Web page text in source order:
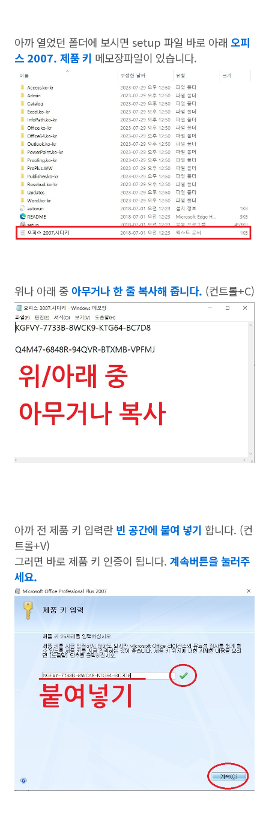
아까 열었던 폴더에 보시면 setup 파일 바로 아래 오피
스 2007. 제품 키 메모장파일이 있습니다.
위나 아래 중 아무거나 한 줄 복사해 줍니다. (컨트롤+C)
아까 전 제품 키 입력란 빈 공간에 붙여 넣기 합니다. (컨
트롤+V)
그러면 바로 제품 키 인증이 됩니다. 계속버튼을 눌러주
세요.